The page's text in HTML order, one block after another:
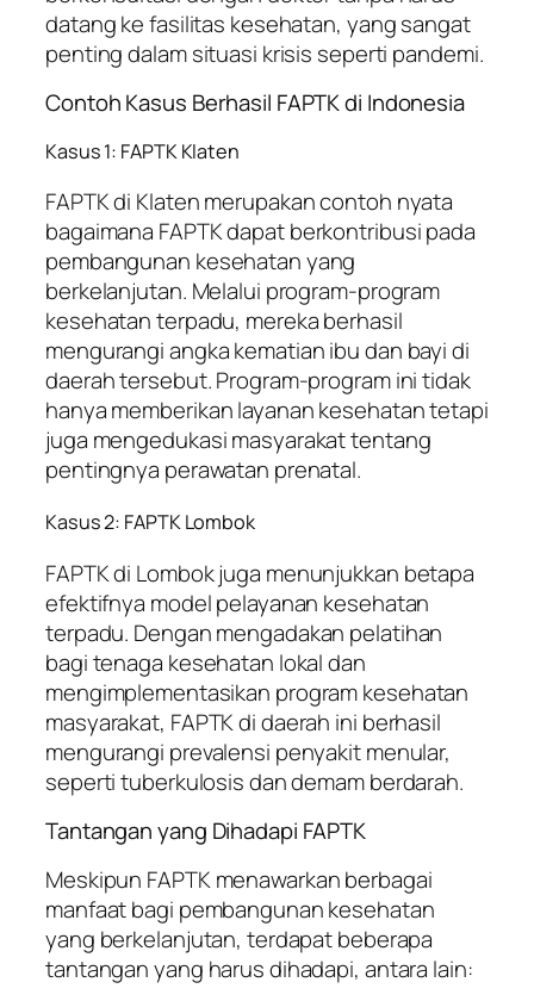
datang ke fasilitas kesehatan, yang sangat
penting dalam situasi krisis seperti pandemi.
Contoh Kasus Berhasil FAPTK di Indonesia
Kasus 1: FAPTK Klaten
FAPTK di Klaten merupakan contoh nyata
bagaimana FAPTK dapat berkontribusi pada
pembangunan kesehatan yang
berkelanjutan. Melalui program-program
kesehatan terpadu, mereka berhasil
mengurangi angka kematian ibu dan bayi di
daerah tersebut. Program-program ini tidak
hanya memberikan layanan kesehatan tetapi
juga mengedukasi masyarakat tentang
pentingnya perawatan prenatal.
Kasus 2: FAPTK Lombok
FAPTK di Lombok juga menunjukkan betapa
efektifnya model pelayanan kesehatan
terpadu. Dengan mengadakan pelatihan
bagi tenaga kesehatan lokal dan
mengimplementasikan program kesehatan
masyarakat, FAPTK di daerah ini berhasil
mengurangi prevalensi penyakit menular,
seperti tuberkulosis dan demam berdarah.
Tantangan yang Dihadapi FAPTK
Meskipun FAPTK menawarkan berbagai
manfaat bagi pembangunan kesehatan
yang berkelanjutan, terdapat beberapa
tantangan yang harus dihadapi, antara lain: